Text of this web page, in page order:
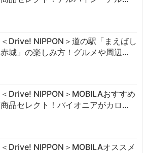
＜Drive! NIPPON＞道の駅「まえばし
赤城」の楽しみ方！グルメや周辺…
＜Drive! NIPPON＞MOBILAおすすめ
商品セレクト！パイオニアがカロ…
＜Drive! NIPPON＞MOBILAオススメ